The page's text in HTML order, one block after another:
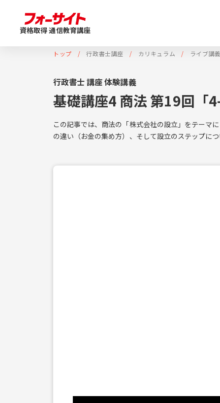
資格取得 通信教育講座
トップ 行政書士講座 カリキュラム ライブ講義
行政書士 講座 体験講義
基礎講座4 商法 第19回「
この記事では、商法の「株式会社の設立」をテーマ
の違い（お金の集め方）、そして設立のステップに